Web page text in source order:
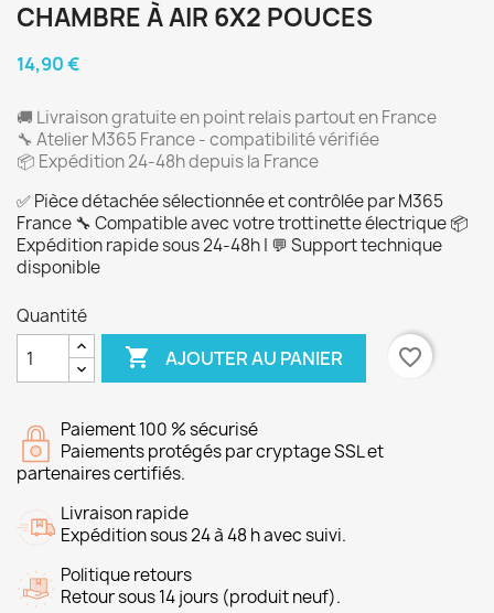
CHAMBRE À AIR 6X2 POUCES
14,90 €
🚚 Livraison gratuite en point relais partout en France
🔧 Atelier M365 France - compatibilité vérifiée
📦 Expédition 24-48h depuis la France
✅ Pièce détachée sélectionnée et contrôlée par M365
France 🔧 Compatible avec votre trottinette électrique 📦
Expédition rapide sous 24-48h | 💬 Support technique
disponible
Quantité
 AJOUTER AU PANIER favorite_border
Paiement 100 % sécurisé
Paiements protégés par cryptage SSL et
partenaires certifiés.
Livraison rapide
Expédition sous 24 à 48 h avec suivi.
Politique retours
Retour sous 14 jours (produit neuf).